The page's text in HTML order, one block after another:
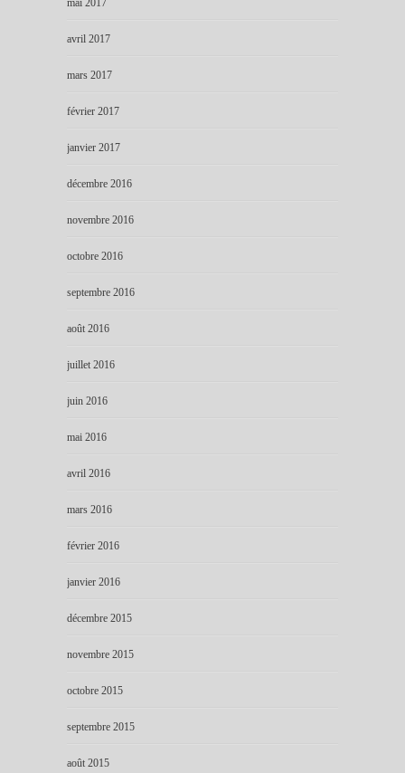
mai 2017
avril 2017
mars 2017
février 2017
janvier 2017
décembre 2016
novembre 2016
octobre 2016
septembre 2016
août 2016
juillet 2016
juin 2016
mai 2016
avril 2016
mars 2016
février 2016
janvier 2016
décembre 2015
novembre 2015
octobre 2015
septembre 2015
août 2015